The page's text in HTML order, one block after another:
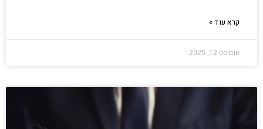
קרא עוד »
אוגוסט 12, 2025